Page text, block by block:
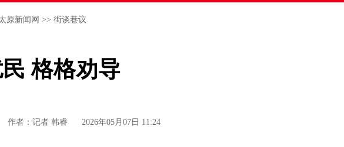
原新闻网 >> 街谈巷议
格格劝导
作者：记者 韩睿 2026年05月07日 11:24